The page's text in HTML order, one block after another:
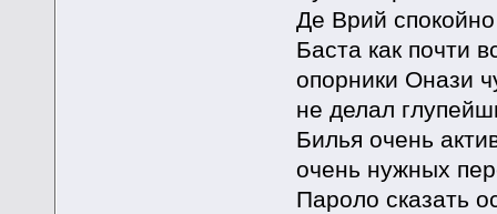
Де Врий
Баста как почти
опорники Онази
не делал
Билья очень
очень нужных
Пароло сказать